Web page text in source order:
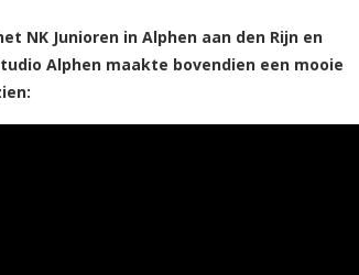
NK Junioren in Alphen aan den Rijn en
Alphen maakte bovendien een mooie